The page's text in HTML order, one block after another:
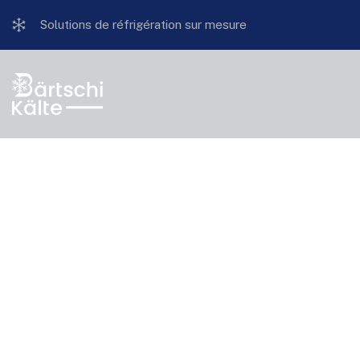
Solutions de réfrigération sur mesure